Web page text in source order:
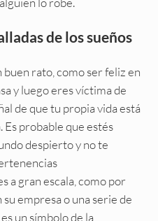
de los sueños
buen rato, como ser feliz en
y luego eres víctima de
de que tu propia vida está
probable que estés
despierto y no te
a gran escala, como por
empresa o una serie de
un símbolo de la